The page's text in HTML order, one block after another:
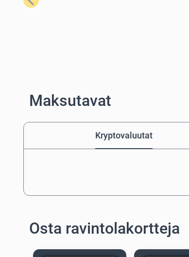
Edellinen
Maksutavat
Kryptovaluutat
Osta ravintolakortteja